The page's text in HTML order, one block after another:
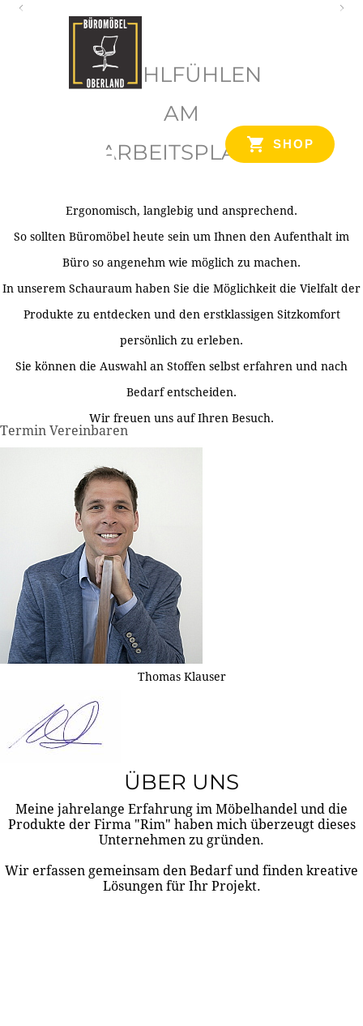
SHOP
WOHLFÜHLEN
AM
ARBEITSPLATZ
Ergonomisch, langlebig und ansprechend.
So sollten Büromöbel heute sein um Ihnen den Aufenthalt im
Büro so angenehm wie möglich zu machen.
In unserem Schauraum haben Sie die Möglichkeit die Vielfalt der
Produkte zu entdecken und den erstklassigen Sitzkomfort
persönlich zu erleben.
Sie können die Auswahl an Stoffen selbst erfahren und nach
Bedarf entscheiden.
Wir freuen uns auf Ihren Besuch.
Termin Vereinbaren
Thomas Klauser
ÜBER UNS
Meine jahrelange Erfahrung im Möbelhandel und die
Produkte der Firma "Rim" haben mich überzeugt dieses
Unternehmen zu gründen.
Wir erfassen gemeinsam den Bedarf und finden kreative
Lösungen für Ihr Projekt.